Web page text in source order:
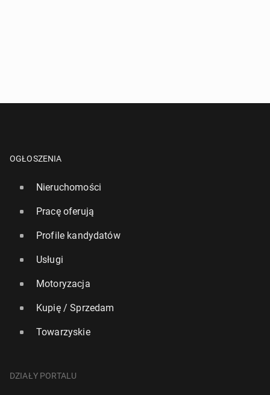
OGŁOSZENIA
Nieruchomości
Pracę oferują
Profile kandydatów
Usługi
Motoryzacja
Kupię / Sprzedam
Towarzyskie
DZIAŁY PORTALU